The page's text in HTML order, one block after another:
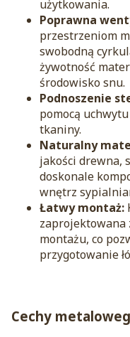
użytkowania.
Poprawna
przestrzeniom
swobodną
żywotność
środowisko snu.
Podnoszenie
pomocą
tkaniny.
Naturalny
jakości drewna,
doskonale
wnętrz
Łatwy montaż:
zaprojektowana
montażu, co
przygotowanie
Cechy